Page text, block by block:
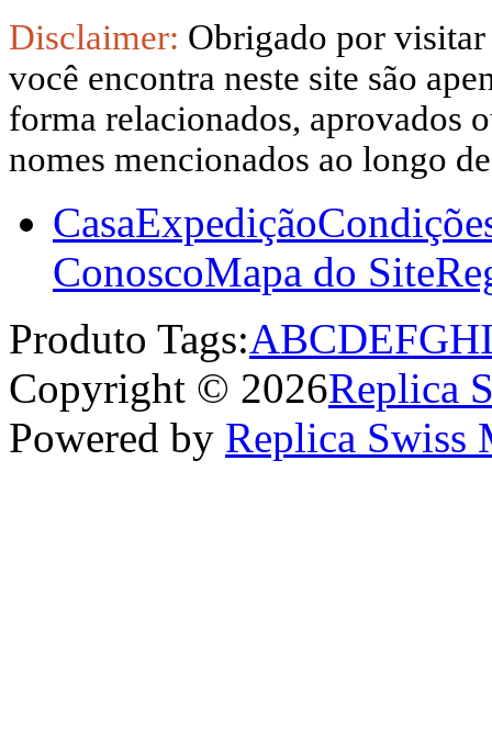
Disclaimer: Obrigado por visitar
você encontra neste site são
forma relacionados, aprovados
nomes mencionados ao longo
CasaExpedição
ConoscoMapa do Site
Produto Tags:ABCDEFGH
Copyright © 2026Replica
Powered by Replica Swiss